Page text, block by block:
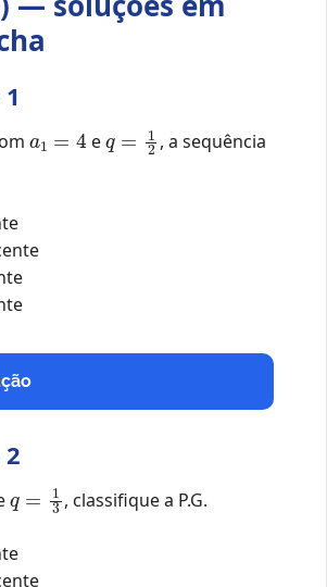
e
2
, a sequência
3
, classifique a P.G.